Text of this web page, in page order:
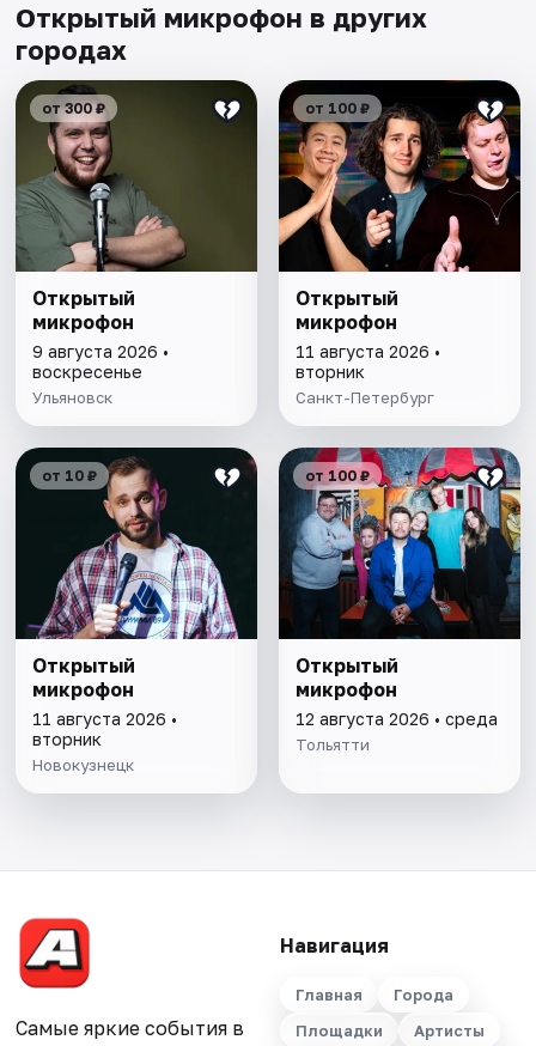
Открытый микрофон в других
городах
от 300 ₽
Открытый
микрофон
9 августа 2026 •
воскресенье
Ульяновск
от 100 ₽
Открытый
микрофон
11 августа 2026 •
вторник
Санкт-Петербург
от 10 ₽
Открытый
микрофон
11 августа 2026 •
вторник
Новокузнецк
от 100 ₽
Открытый
микрофон
12 августа 2026 • среда
Тольятти
Самые яркие события в
Навигация
Главная
Города
Площадки
Артисты